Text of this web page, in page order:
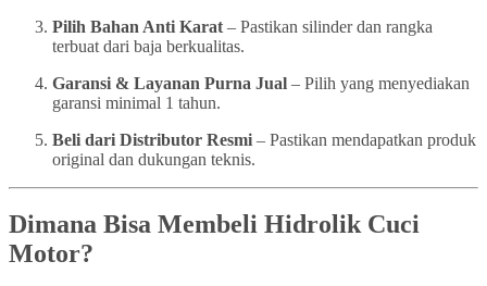
Pilih Bahan Anti Karat – Pastikan silinder dan rangka
terbuat dari baja berkualitas.
Garansi & Layanan Purna Jual – Pilih yang menyediakan
garansi minimal 1 tahun.
Beli dari Distributor Resmi – Pastikan mendapatkan produk
original dan dukungan teknis.
Dimana Bisa Membeli Hidrolik Cuci
Motor?